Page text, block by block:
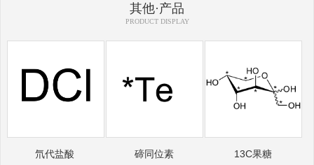
其他·产品
PRODUCT DISPLAY
氘代盐酸 碲同位素 13C果糖